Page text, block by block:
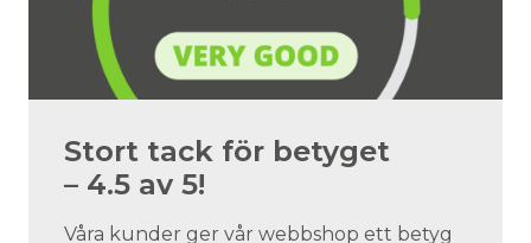
Stort tack för betyget
– 4.5 av 5!
Våra kunder ger vår webbshop ett betyg